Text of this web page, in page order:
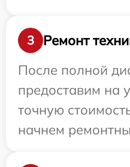
3
Ремонт
После полной
предоставим на
точную
начнем